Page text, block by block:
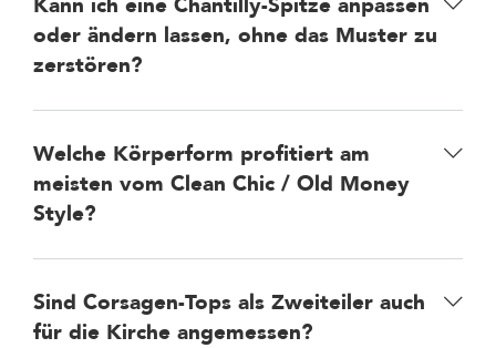
oder ändern lassen, ohne das Muster zu
zerstören?
Welche Körperform profitiert am
meisten vom Clean Chic / Old Money
Style?
Sind Corsagen-Tops als Zweiteiler auch
für die Kirche angemessen?